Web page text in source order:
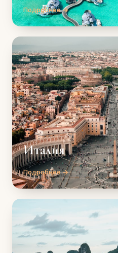
Подробнее →
Италия
Подробнее →